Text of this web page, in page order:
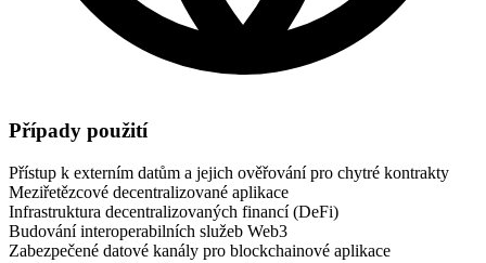
Případy použití
Přístup k externím datům a jejich ověřování pro chytré kontrakty
Meziřetězcové decentralizované aplikace
Infrastruktura decentralizovaných financí (DeFi)
Budování interoperabilních služeb Web3
Zabezpečené datové kanály pro blockchainové aplikace